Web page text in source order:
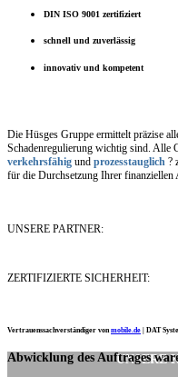
DIN ISO 9001 zertifiziert
schnell und zuverlässig
innovativ und kompetent
Die Hüsges Gruppe ermittelt präzise
Schadenregulierung wichtig sind. Alle
verkehrsfähig und prozesstauglich ?
für die Durchsetzung Ihrer finanziellen
UNSERE PARTNER:
ZERTIFIZIERTE SICHERHEIT:
Vertrauenssachverständiger vonmobile.de DAT
UNSERE
Abwicklung des Auftrages